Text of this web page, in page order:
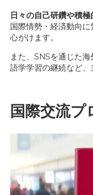
日々の自己研鑽や積
国際情勢・経済動向
心がけます。
また、SNSを通じた
語学学習の継続など、
国際交流プ